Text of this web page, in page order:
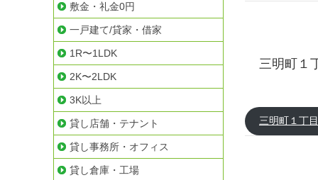
三明町１
三明町１丁
敷金・礼金0円
一戸建て/貸家・借家
1R〜1LDK
2K〜2LDK
3K以上
貸し店舗・テナント
貸し事務所・オフィス
貸し倉庫・工場